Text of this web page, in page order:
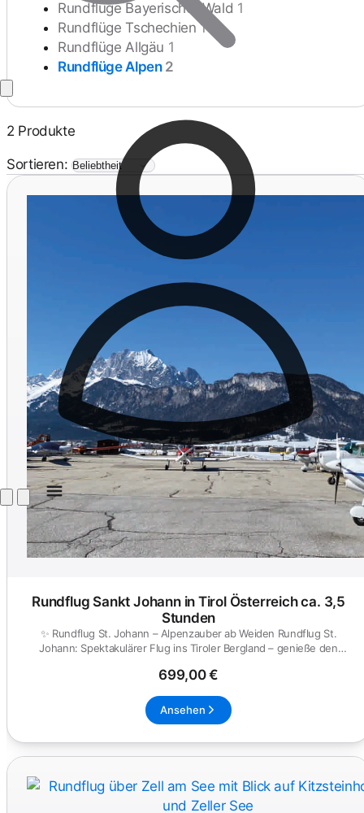
Rundflüge Bayerischer Wald 1
Rundflüge Tschechien1
Rundflüge Allgäu 1
Rundflüge Alpen 2
2 Produkte
Sortieren:
Rundflug Sankt Johann in Tirol Österreich ca. 3,5
Stunden
✨ Rundflug St. Johann – Alpenzauber ab Weiden Rundflug St.
Johann: Spektakulärer Flug ins Tiroler Bergland – genieße den
699,00 €
Ansehen